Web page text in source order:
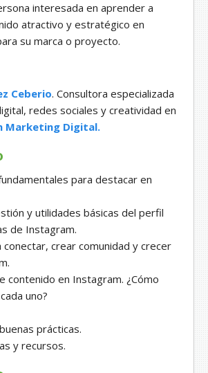
interesada en aprender a
atractivo y estratégico en
su marca o proyecto.
Ceberio. Consultora especializada
redes sociales y creatividad en
Marketing Digital.
para destacar en
y utilidades básicas del perfil
de Instagram.
conectar, crear comunidad y crecer
contenido en Instagram. ¿Cómo
uno?
prácticas.
y recursos.